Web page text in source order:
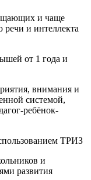
и чаще
и интеллекта
от 1 года и
внимания и
системой,
ребёнок-
ТРИЗ
и
развития